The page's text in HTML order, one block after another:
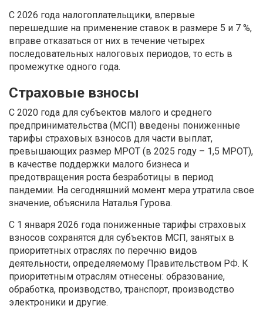
С 2026 года налогоплательщики, впервые
перешедшие на применение ставок в размере 5 и 7 %,
вправе отказаться от них в течение четырех
последовательных налоговых периодов, то есть в
промежутке одного года.
Страховые взносы
С 2020 года для субъектов малого и среднего
предпринимательства (МСП) введены пониженные
тарифы страховых взносов для части выплат,
превышающих размер МРОТ (в 2025 году – 1,5 МРОТ),
в качестве поддержки малого бизнеса и
предотвращения роста безработицы в период
пандемии. На сегодняшний момент мера утратила свое
значение, объяснила Наталья Гурова.
С 1 января 2026 года пониженные тарифы страховых
взносов сохранятся для субъектов МСП, занятых в
приоритетных отраслях по перечню видов
деятельности, определяемому Правительством РФ. К
приоритетным отраслям отнесены: образование,
обработка, производство, транспорт, производство
электроники и другие.